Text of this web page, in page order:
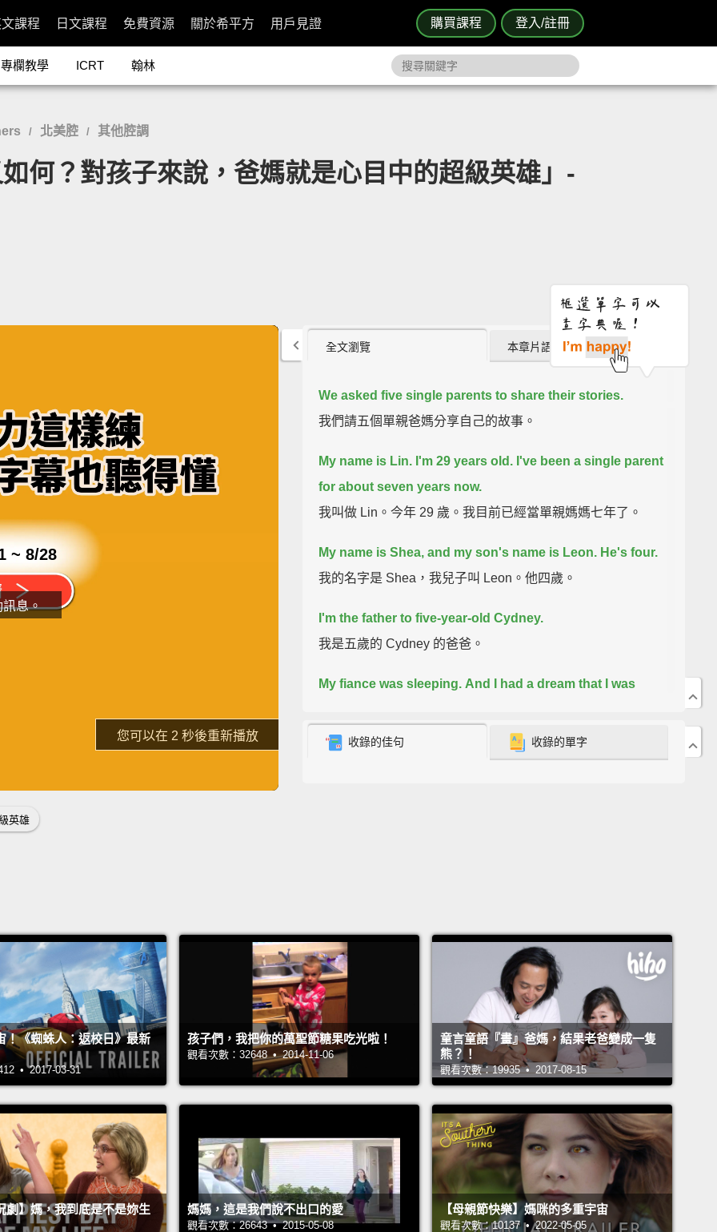
購買課程 登入/註冊
課程 日文課程 免費資源 關於希平方 用戶見證
專欄教學 ICRT 翰林
/ 北美腔 / 其他腔調
何？對孩子來說，爸媽就是心目中的超級英雄」-
息。
~ 8/28
重新播放
了解詳情
英雄
全文瀏覽 本章片語 (0)
We asked five single parents to share their stories.
我們請五個單親爸媽分享自己的故事。
My name is Lin. I'm 29 years old. I've been a single parent
for about seven years now.
我叫做 Lin。今年 29 歲。我目前已經當單親媽媽七年了。
My name is Shea, and my son's name is Leon. He's four.
我的名字是 Shea，我兒子叫 Leon。他四歲。
I'm the father to five-year-old Cydney.
我是五歲的 Cydney 的爸爸。
My fiance was sleeping. And I had a dream that I was
pregnancy test.
And I could not have been happier.
要改變的話，就得做點什麼。
Shortly after Cydney was born, Cydney's mother still had
some complications, and she passed away December 9,
2011.
Cydney 出生不久後，Cydney 的媽媽還有一些併發症，後來她
There are so many moments where I look to my side,
expecting to, like, share that moment witnessing
something that Leon's doing with someone,
and they're
not there.
You share your moments with solitude instead
收錄的佳句 收錄的單字
！《蜘蛛人：返校日》最新
• 2017-03-31
孩子們，我把你的萬聖節糖果吃光啦！
觀看次數：32648 • 2014-11-06
童言童語『畫』爸媽，結果老爸變成一隻
熊？！
觀看次數：19935 • 2017-08-15
劇】媽，我到底是不是妳生 媽媽，這是我們說不出口的愛
觀看次數：26643 • 2015-05-08
【母親節快樂】媽咪的多重宇宙
觀看次數：10137 • 2022-05-05